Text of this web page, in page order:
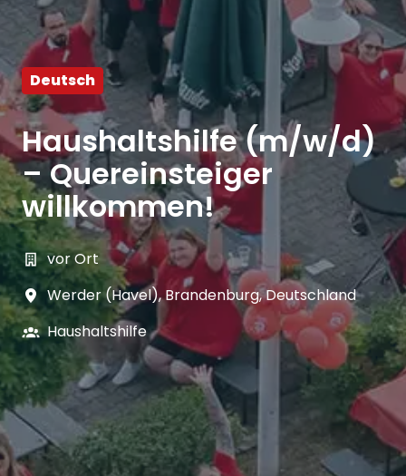
Deutsch
Haushaltshilfe (m/w/d)
– Quereinsteiger
willkommen!
vor Ort
Werder (Havel),Brandenburg,Deutschland
Haushaltshilfe